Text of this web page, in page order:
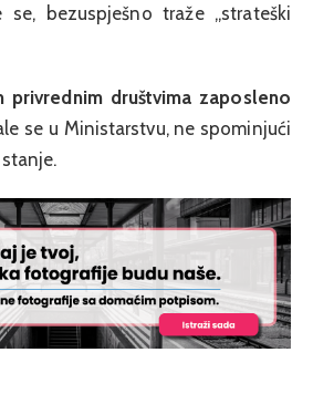
bezuspješno traže „strateški
privrednim društvima zaposleno
se u Ministarstvu, ne spominjući